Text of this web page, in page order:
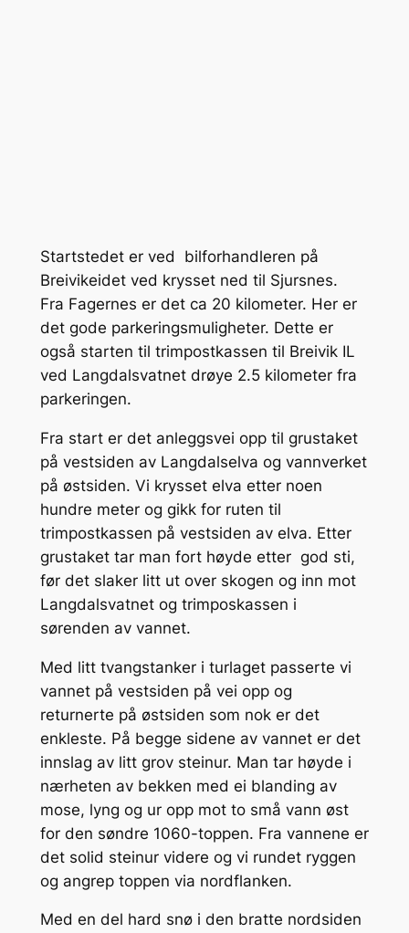
Startstedet er ved bilforhandleren på
Breivikeidet ved krysset ned til Sjursnes.
Fra Fagernes er det ca 20 kilometer. Her er
det gode parkeringsmuligheter. Dette er
også starten til trimpostkassen til Breivik IL
ved Langdalsvatnet drøye 2.5 kilometer fra
parkeringen.
Fra start er det anleggsvei opp til grustaket
på vestsiden av Langdalselva og vannverket
på østsiden. Vi krysset elva etter noen
hundre meter og gikk for ruten til
trimpostkassen på vestsiden av elva. Etter
grustaket tar man fort høyde etter god sti,
før det slaker litt ut over skogen og inn mot
Langdalsvatnet og trimposkassen i
sørenden av vannet.
Med litt tvangstanker i turlaget passerte vi
vannet på vestsiden på vei opp og
returnerte på østsiden som nok er det
enkleste. På begge sidene av vannet er det
innslag av litt grov steinur. Man tar høyde i
nærheten av bekken med ei blanding av
mose, lyng og ur opp mot to små vann øst
for den søndre 1060-toppen. Fra vannene er
det solid steinur videre og vi rundet ryggen
og angrep toppen via nordflanken.
Med en del hard snø i den bratte nordsiden